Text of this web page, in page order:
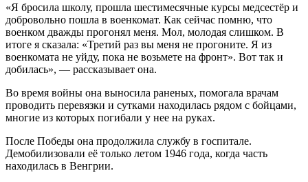
«Я бросила школу, прошла шестимесячные курсы медсестёр и
добровольно пошла в военкомат. Как сейчас помню, что
военком дважды прогонял меня. Мол, молодая слишком. В
итоге я сказала: «Третий раз вы меня не прогоните. Я из
военкомата не уйду, пока не возьмете на фронт». Вот так и
добилась», — рассказывает она.
Во время войны она выносила раненых, помогала врачам
проводить перевязки и сутками находилась рядом с бойцами,
многие из которых погибали у нее на руках.
После Победы она продолжила службу в госпитале.
Демобилизовали её только летом 1946 года, когда часть
находилась в Венгрии.